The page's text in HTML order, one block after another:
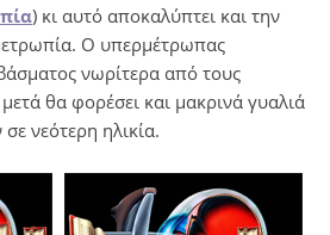
) κι αυτό αποκαλύπτει και την
Ο υπερμέτρωπας
νωρίτερα από τους
θα φορέσει και μακρινά γυαλιά
νεότερη ηλικία.